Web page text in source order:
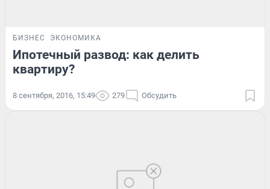
БИЗНЕС ЭКОНОМИКА
Ипотечный развод: как делить
квартиру?
8 сентября, 2016, 15:49 279 Обсудить